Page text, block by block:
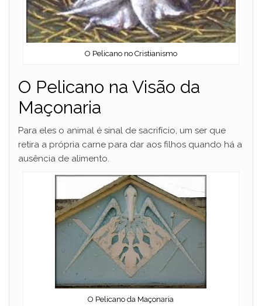
O Pelicano no Cristianismo
O Pelicano na Visão da
Maçonaria
Para eles o animal é sinal de sacrifício, um ser que
retira a própria carne para dar aos filhos quando há a
ausência de alimento.
O Pelicano da Maçonaria